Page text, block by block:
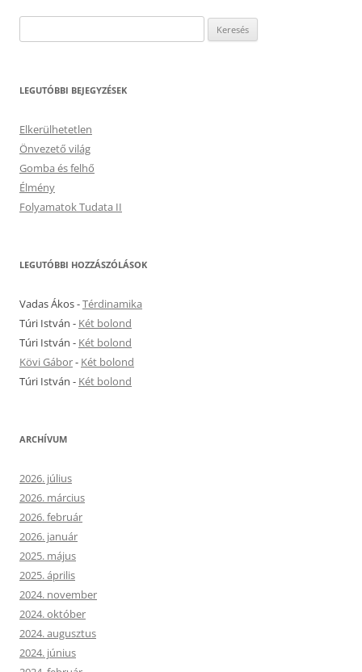
LEGUTÓBBI BEJEGYZÉSEK
Elkerülhetetlen
Önvezető világ
Gomba és felhő
Élmény
Folyamatok Tudata II
LEGUTÓBBI HOZZÁSZÓLÁSOK
Vadas Ákos-Térdinamika
Túri István - Két bolond
Túri István - Két bolond
Kövi Gábor- Két bolond
Túri István - Két bolond
ARCHÍVUM
2026. július
2026. március
2026. február
2026. január
2025. május
2025. április
2024. november
2024. október
2024. augusztus
2024. június